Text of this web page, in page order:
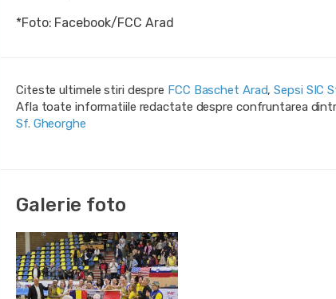
*Foto: Facebook/FCC Arad
Citeste ultimele stiri despre FCC Baschet Arad,Sepsi SIC
Afla toate informatiile redactate despre confruntarea
Sf. Gheorghe
Galerie foto